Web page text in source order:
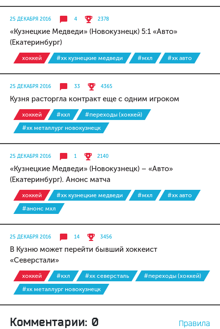
25 ДЕКАБРЯ 2016 4 2378
«Кузнецкие Медведи» (Новокузнецк) 5:1 «Авто»
(Екатеринбург)
хоккей #хк кузнецкие медведи #мхл #хк авто
25 ДЕКАБРЯ 2016 33 4365
Кузня расторгла контракт еще с одним игроком
хоккей #кхл
#переходы (хоккей)
#хк металлург новокузнецк
25 ДЕКАБРЯ 2016 1 2140
«Кузнецкие Медведи» (Новокузнецк) – «Авто»
(Екатеринбург). Анонс матча
хоккей #хк кузнецкие медведи #мхл
#хк авто
#анонс мхл
25 ДЕКАБРЯ 2016 14 3456
В Кузню может перейти бывший хоккеист
«Северстали»
хоккей #кхл #хк северсталь
#переходы (хоккей)
#хк металлург новокузнецк
Комментарии: 0 Правила